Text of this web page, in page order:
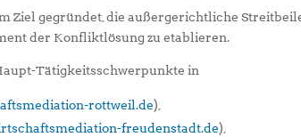
Ziel gegründet, die außergerichtliche
der Konfliktlösung zu etablieren.
Tätigkeitsschwerpunkte in
rottweil.de),
freudenstadt.de),